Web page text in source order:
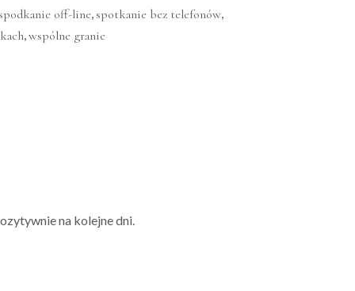
off-line,spotkanie bez telefonów,
,wspólne granie
na kolejne dni.